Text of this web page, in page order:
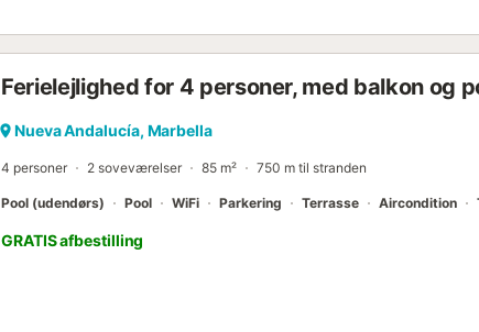
Ferielejlighed for 4 personer, med balkon og
Nueva Andalucía, Marbella
4 personer 2 soveværelser 85 m² 750 m til stranden
Pool (udendørs) Pool WiFi Parkering Terrasse Aircondition
GRATIS afbestilling